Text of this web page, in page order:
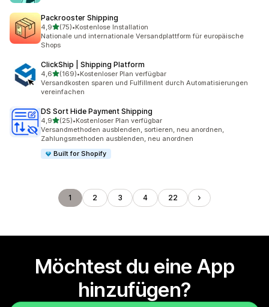
Packrooster Shipping
4,9von 5 Sternen
(75)
75 Rezensionen insgesamt
•Kostenlose Installation
Nationale und internationale Versandplattform für europäische
Shops
ClickShip | Shipping Platform
4,6von 5 Sternen
(169)
169 Rezensionen insgesamt
•Kostenloser Plan verfügbar
Versandkosten sparen und Fulfillment durch Automatisierungen
vereinfachen
DS Sort Hide Payment Shipping
4,9von 5 Sternen
(25)
25 Rezensionen insgesamt
•Kostenloser Plan verfügbar
Versandmethoden ausblenden, sortieren, neu anordnen,
Zahlungsmethoden ausblenden, neu anordnen
Built for Shopify
1 2 3 4 22
Möchtest du eine App
hinzufügen?